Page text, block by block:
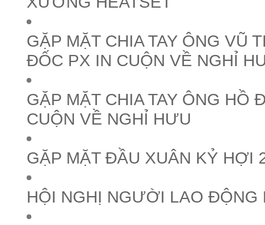
GẶP MẶT CHIA TAY ÔNG VŨ
ĐỐC PX IN CUỘN VỀ NGHỈ
GẶP MẶT CHIA TAY ÔNG HỒ
CUỘN VỀ NGHỈ HƯU
GẶP MẶT ĐẦU XUÂN KỶ HỢI
HỘI NGHỊ NGƯỜI LAO ĐỘNG